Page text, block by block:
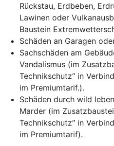
Rückstau, Erdbeben,
Lawinen oder
Baustein
Schäden an Garagen
Sachschäden am
Vandalismus (im
Technikschutz“ in
im Premiumtarif.).
Schäden durch wild
Marder (im
Technikschutz“ in
im Premiumtarif).